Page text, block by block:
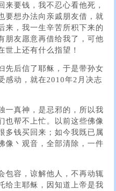
来要钱，我不忍心看他死，
要想办法向亲戚朋友借，就
来，我一生辛苦所积下来的
朋友愿意再借给我了，可他
世上还有什么指望！
先后信了耶稣，于是带孙女
感动，就在2010年2月决志
一真神，是忌邪的，所以我
也帮不上忙。以前这些佛像
多钱买回来；如今我既已属
像丶观音，全部清除，一件
包容，谅解他人，不再动辄
给主耶稣，因知道上帝是我